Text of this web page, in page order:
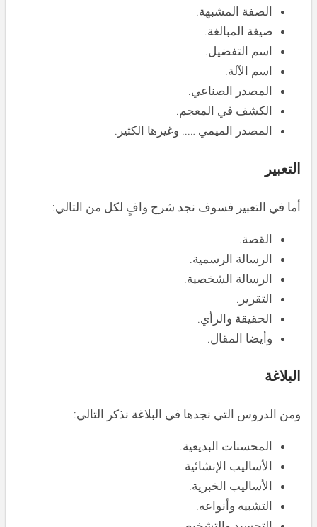
الصفة المشبهة.
صيغة المبالغة.
اسم التفضيل.
اسم الآلة.
المصدر الصناعي.
الكشف في المعجم.
المصدر الميمي ….. وغيرها الكثير.
التعبير
أما في التعبير فسوف نجد شرح وافٍ لكل من التالي:
القصة.
الرسالة الرسمية.
الرسالة الشخصية.
التقرير.
الحقيقة والرأي.
وأيضا المقال.
البلاغة
ومن الدروس التي نجدها في البلاغة نذكر التالي:
المحسنات البديعية.
الأساليب الإنشائية.
الأساليب الخبرية.
التشبيه وأنواعه.